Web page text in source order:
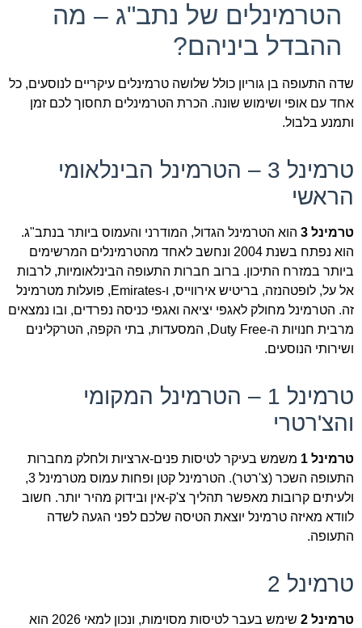
הטרמינלים של נתב"ג – מה
ההבדל ביניהם?
שדה התעופה בן גוריון כולל שלושה טרמינלים עיקריים לנוסעים, כל
אחד עם אופי ושימוש שונה. הכרת הטרמינלים תחסוך לכם זמן
ותמנע בלבול.
טרמינל 3 – הטרמינל הבינלאומי
הראשי
טרמינל 3
הוא הטרמינל הגדול, המודרני והעמוס ביותר בנתב"ג.
הוא נפתח בשנת 2004 ונחשב לאחד מהטרמינלים המרשימים
ביותר במזרח התיכון. ברוב חברות התעופה הבינלאומיות, לרבות
אל על, לופטהנזה, בריטיש אירווייס, ו-Emirates, פועלות מטרמינל
זה. הטרמינל מחולק לאגפי יציאה ואגפי כניסה נפרדים, ובו נמצאים
מרבית חנויות ה-Duty Free, המסעדות, בתי הקפה, הטרקלינים
ושירותי הנוסעים.
טרמינל 1 – הטרמינל המקומי
והצ'רטרי
טרמינל 1
משמש בעיקר לטיסות פנים-ארציות ולחלק מחברות
התעופה השכר (צ'רטר). הטרמינל קטן ופחות עמוס מטרמינל 3,
ולעיתים קרובות מאפשר תהליך צ'ק-אין ובידוק מהיר יותר. חשוב
לוודא מאיזה טרמינל יוצאת הטיסה שלכם לפני הגעה לשדה
התעופה.
טרמינל 2
טרמינל 2
שימש בעבר לטיסות מסוימות, ונכון למאי 2026 הוא